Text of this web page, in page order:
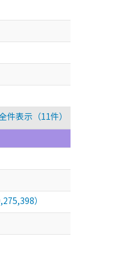
件表示（11件）
）